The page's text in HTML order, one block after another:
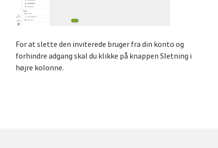
For at slette den inviterede bruger fra din konto og
forhindre adgang skal du klikke på knappen Sletning i
højre kolonne.